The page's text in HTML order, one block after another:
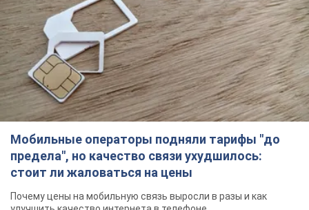
Мобильные операторы подняли тарифы "до
предела", но качество связи ухудшилось:
стоит ли жаловаться на цены
Почему цены на мобильную связь выросли в разы и как
улучшить качество интернета в телефоне
44 хвилини тому 2,4 т.
В Екатеринбурге атакован склад Wildberries:
есть попадания, поднялся дым. Фото и видео
Россиянам не помогла даже работа ПВО
5 годин тому 10,5 т.